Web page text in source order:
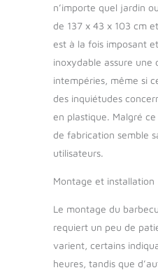
n’importe quel jardin
de 137 x 43 x 103 cm
est à la fois imposant
inoxydable assure une
intempéries, même si
des inquiétudes
en plastique. Malgré
de fabrication semble
utilisateurs.
Montage et installation
Le montage du
requiert un peu de
varient, certains
heures, tandis que